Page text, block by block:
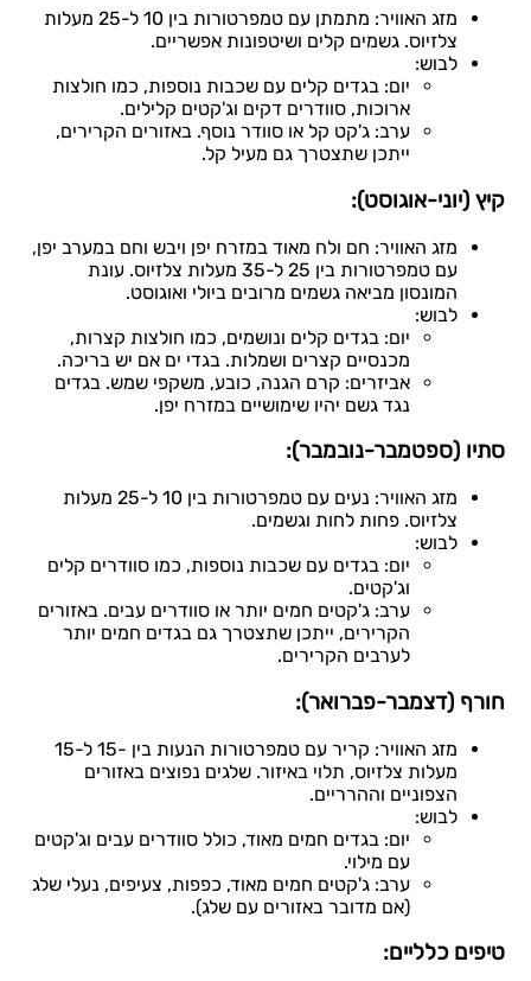
מזג האוויר: מתמתן עם טמפרטורות בין 10 ל-25 מעלות
צלזיוס. גשמים קלים ושיטפונות אפשריים.
לבוש:
יום: בגדים קלים עם שכבות נוספות, כמו חולצות
ארוכות, סוודרים דקים וג'קטים קלילים.
ערב: ג'קט קל או סוודר נוסף. באזורים הקרירים,
ייתכן שתצטרך גם מעיל קל.
קיץ (יוני-אוגוסט):
מזג האוויר: חם ולח מאוד במזרח יפן ויבש וחם במערב יפן,
עם טמפרטורות בין 25 ל-35 מעלות צלזיוס. עונת
המונסון מביאה גשמים מרובים ביולי ואוגוסט.
לבוש:
יום: בגדים קלים ונושמים, כמו חולצות קצרות,
מכנסיים קצרים ושמלות. בגדי ים אם יש בריכה.
אביזרים: קרם הגנה, כובע, משקפי שמש. בגדים
נגד גשם יהיו שימושיים במזרח יפן.
סתיו (ספטמבר-נובמבר):
מזג האוויר: נעים עם טמפרטורות בין 10 ל-25 מעלות
צלזיוס. פחות לחות וגשמים.
לבוש:
יום: בגדים עם שכבות נוספות, כמו סוודרים קלים
וג'קטים.
ערב: ג'קטים חמים יותר או סוודרים עבים. באזורים
הקרירים, ייתכן שתצטרך גם בגדים חמים יותר
לערבים הקרירים.
חורף (דצמבר-פברואר):
מזג האוויר: קריר עם טמפרטורות הנעות בין -15 ל-15
מעלות צלזיוס, תלוי באיזור. שלגים נפוצים באזורים
הצפוניים וההרריים.
לבוש:
יום: בגדים חמים מאוד, כולל סוודרים עבים וג'קטים
עם מילוי.
ערב: ג'קטים חמים מאוד, כפפות, צעיפים, נעלי שלג
(אם מדובר באזורים עם שלג).
טיפים כלליים: